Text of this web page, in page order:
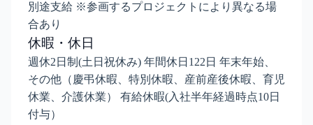
別途支給 ※参画するプロジェクトにより異なる場
合あり
休暇・休日
週休2日制(土日祝休み) 年間休日122日 年末年始、
その他（慶弔休暇、特別休暇、産前産後休暇、育児
休業、介護休業） 有給休暇(入社半年経過時点10日
付与）